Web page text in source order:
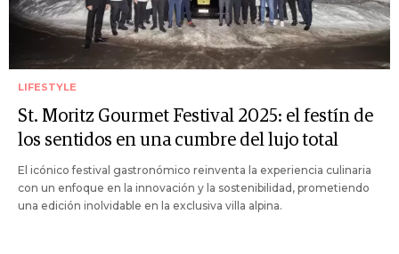
LIFESTYLE
St. Moritz Gourmet Festival 2025: el festín de
los sentidos en una cumbre del lujo total
El icónico festival gastronómico reinventa la experiencia culinaria
con un enfoque en la innovación y la sostenibilidad, prometiendo
una edición inolvidable en la exclusiva villa alpina.